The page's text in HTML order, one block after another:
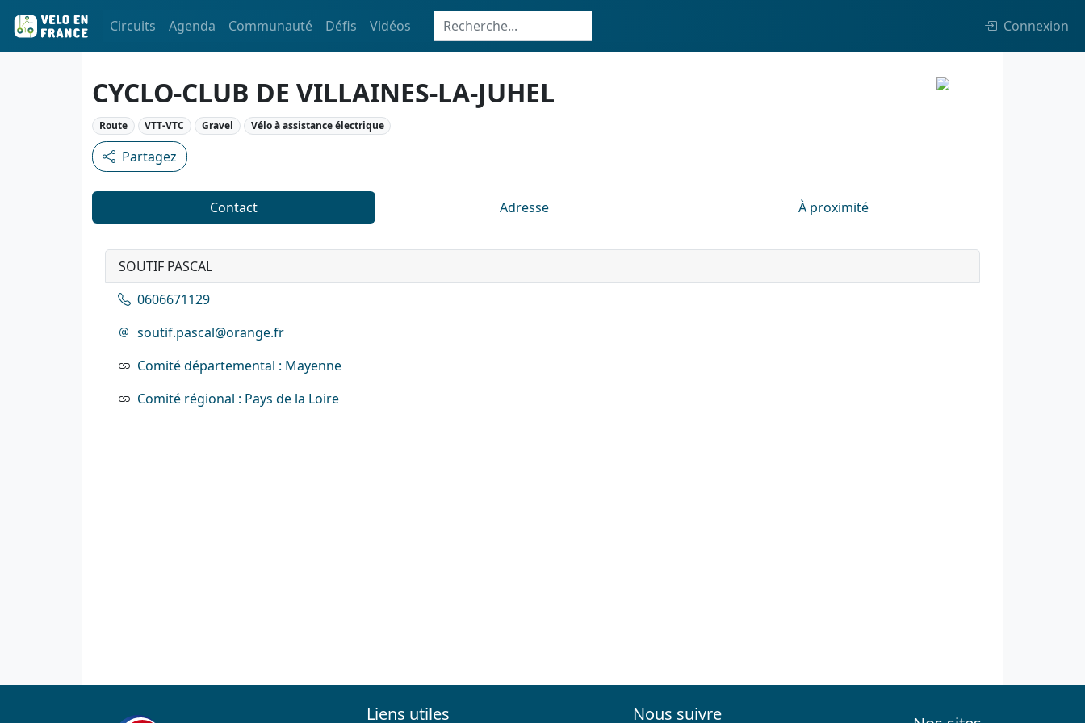
Circuits Agenda Communauté Défis Vidéos Connexion
CYCLO-CLUB DE VILLAINES-LA-JUHEL
Route VTT-VTC Gravel Vélo à assistance électrique
Partagez
Contact Adresse À proximité
SOUTIF PASCAL
0606671129
soutif.pascal@orange.fr
Comité départemental : Mayenne
Comité régional : Pays de la Loire
Liens utiles Nous suivre